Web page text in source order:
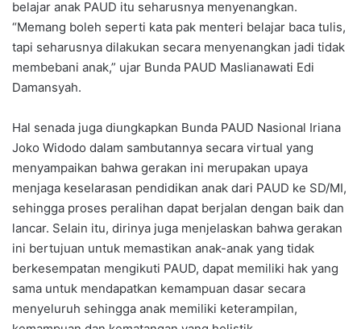
belajar anak PAUD itu seharusnya menyenangkan.
“Memang boleh seperti kata pak menteri belajar baca tulis,
tapi seharusnya dilakukan secara menyenangkan jadi tidak
membebani anak,” ujar Bunda PAUD Maslianawati Edi
Damansyah.
Hal senada juga diungkapkan Bunda PAUD Nasional Iriana
Joko Widodo dalam sambutannya secara virtual yang
menyampaikan bahwa gerakan ini merupakan upaya
menjaga keselarasan pendidikan anak dari PAUD ke SD/MI,
sehingga proses peralihan dapat berjalan dengan baik dan
lancar. Selain itu, dirinya juga menjelaskan bahwa gerakan
ini bertujuan untuk memastikan anak-anak yang tidak
berkesempatan mengikuti PAUD, dapat memiliki hak yang
sama untuk mendapatkan kemampuan dasar secara
menyeluruh sehingga anak memiliki keterampilan,